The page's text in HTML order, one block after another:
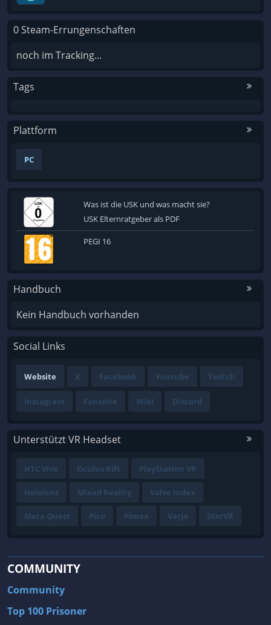
0 Steam-Errungenschaften
noch im Tracking...
Tags
Plattform
PC
Was ist die USK und was macht sie?
USK Elternratgeber als PDF
PEGI 16
Handbuch
Kein Handbuch vorhanden
Social Links
Website X Facebook Youtube Twitch
Instagram Fanseite Wiki Discord
Unterstützt VR Headset
HTC Vive Oculus Rift PlayStation VR
Hololens Mixed Reality Valve Index
Meta Quest Pico Pimax Varjo StarVR
COMMUNITY
Community
Top 100 Prisoner